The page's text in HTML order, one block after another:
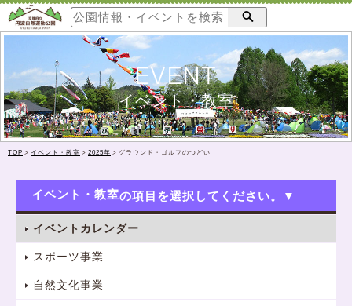
EVENT
イベント・教室
TOP > イベント・教室 > 2025年 > グラウンド・ゴルフのつどい
イベント・教室
イベントカレンダー
スポーツ事業
自然文化事業